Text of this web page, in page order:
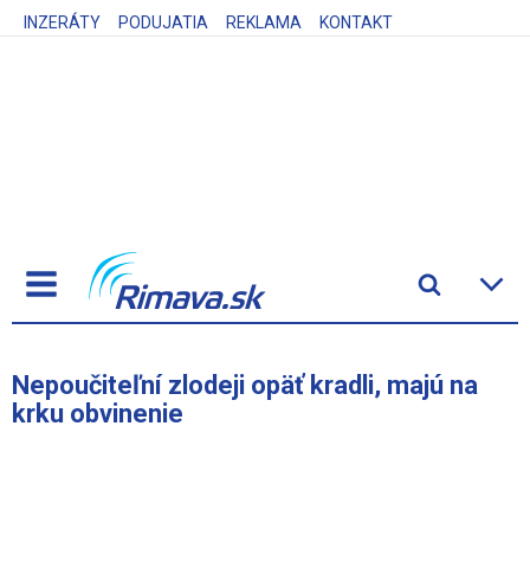
INZERÁTY PODUJATIA REKLAMA KONTAKT
Nepoučiteľní zlodeji opäť kradli, majú na
krku obvinenie